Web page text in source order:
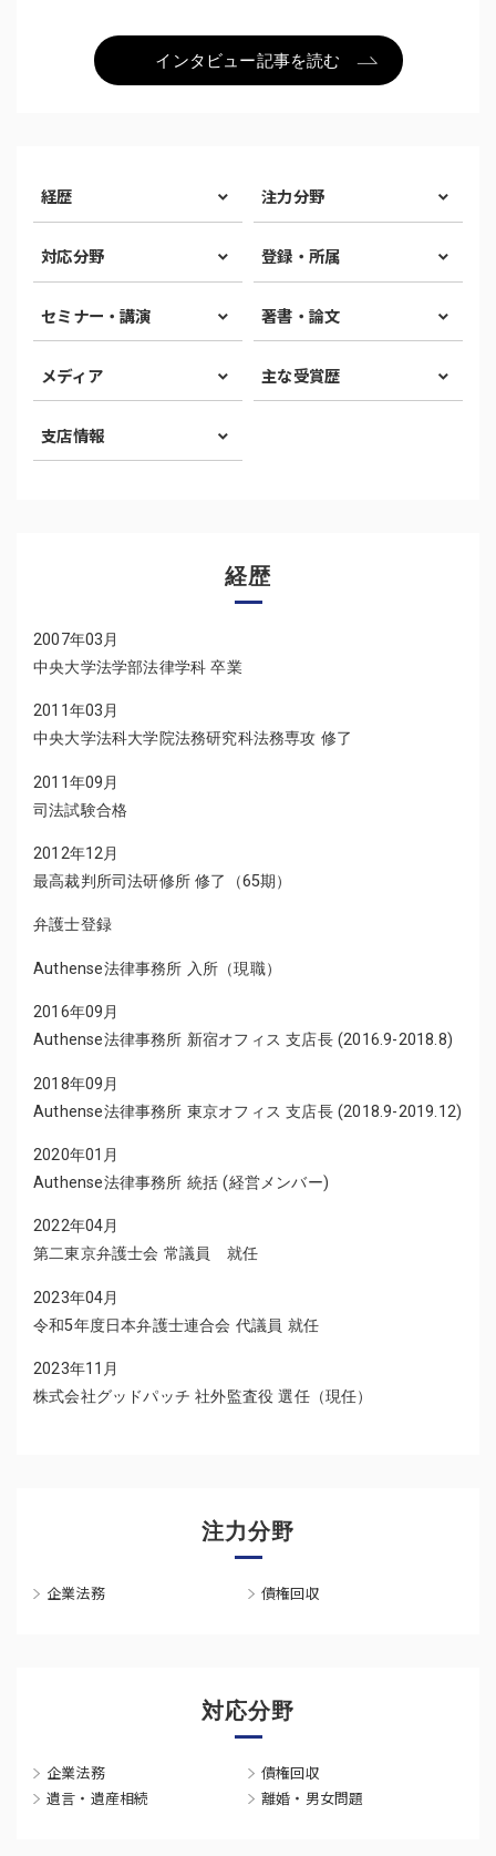
インタビュー記事を読む
経歴 注力分野
対応分野 登録・所属
セミナー・講演 著書・論文
メディア 主な受賞歴
支店情報
経歴
2007年03月
中央大学法学部法律学科 卒業
2011年03月
中央大学法科大学院法務研究科法務専攻 修了
2011年09月
司法試験合格
2012年12月
最高裁判所司法研修所 修了（65期）
弁護士登録
Authense法律事務所 入所（現職）
2016年09月
Authense法律事務所 新宿オフィス 支店長 (2016.9-2018.8)
2018年09月
Authense法律事務所 東京オフィス 支店長 (2018.9-2019.12)
2020年01月
Authense法律事務所 統括 (経営メンバー)
2022年04月
第二東京弁護士会 常議員 就任
2023年04月
令和5年度日本弁護士連合会 代議員 就任
2023年11月
株式会社グッドパッチ 社外監査役 選任（現任）
注力分野
企業法務 債権回収
対応分野
企業法務
債権回収
遺言・遺産相続
離婚・男女問題